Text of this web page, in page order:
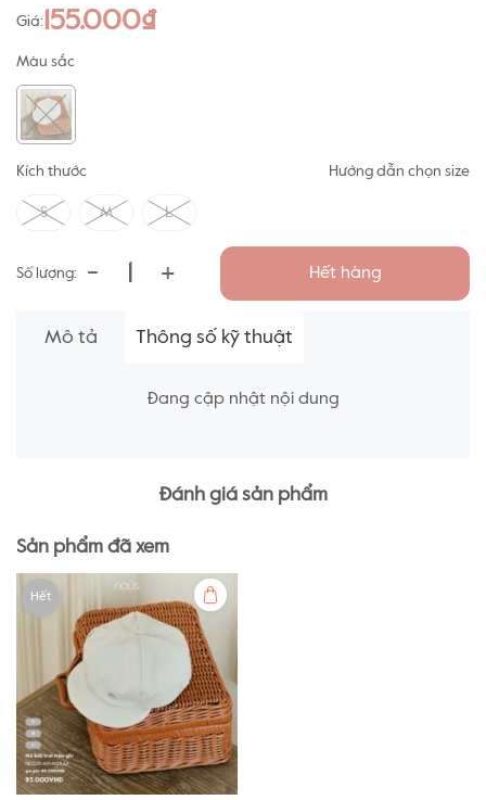
Giá: 155.000₫
Màu sắc
Kích thước Hướng dẫn chọn size
S M L
Số lượng: - + Hết hàng
Mô tả Thông số kỹ thuật
Đang cập nhật nội dung
Đánh giá sản phẩm
Sản phẩm đã xem
Hết